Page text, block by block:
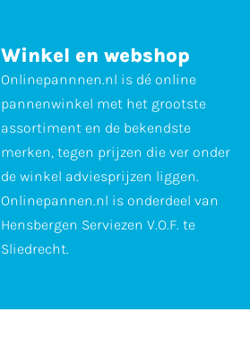
Winkel en webshop
Onlinepannnen.nl is dé online
pannenwinkel met het grootste
assortiment en de bekendste
merken, tegen prijzen die ver onder
de winkel adviesprijzen liggen.
Onlinepannen.nl is onderdeel van
Hensbergen Serviezen V.O.F. te
Sliedrecht.